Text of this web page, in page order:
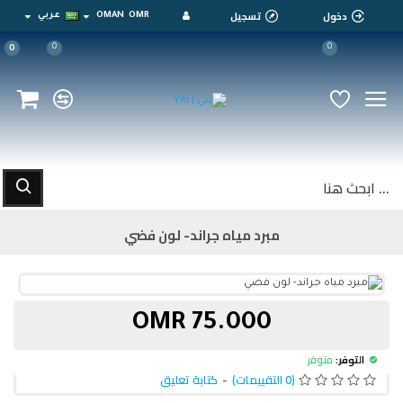
دخول تسجيل OMR
OMAN عربي
0
0
0
مبرد مياه جراند- لون فضي
التوفر: متوفر
(0 التقييمات) - كتابة تعليق
75.000 OMR